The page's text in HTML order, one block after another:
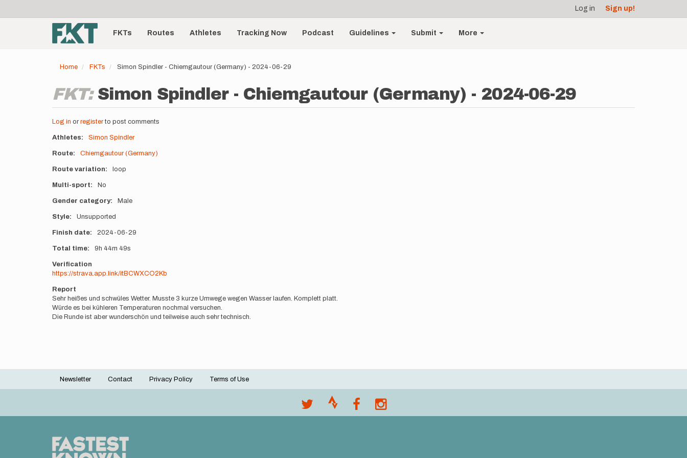
account
menu
Log in Sign up!
Main
navigationFKTs Routes Athletes Tracking Now Podcast Guidelines Submit More
Home FKTs Simon Spindler - Chiemgautour (Germany) - 2024-06-29
FKT: Simon Spindler - Chiemgautour (Germany) - 2024-06-29
Log in or registerto post comments
Athletes Simon Spindler
Route Chiemgautour (Germany)
Route variation loop
Multi-sport No
Gender category Male
Style Unsupported
Finish date 2024-06-29
Total time 9h 44m 49s
Verification
https://strava.app.link/itBCWXCO2Kb
Report
Sehr heißes und schwüles Wetter. Musste 3 kurze Umwege wegen Wasser laufen. Komplett platt.
Würde es bei kühleren Temperaturen nochmal versuchen.
Die Runde ist aber wunderschön und teilweise auch sehr technisch.
Footer
Newsletter Contact Privacy Policy Terms of Use